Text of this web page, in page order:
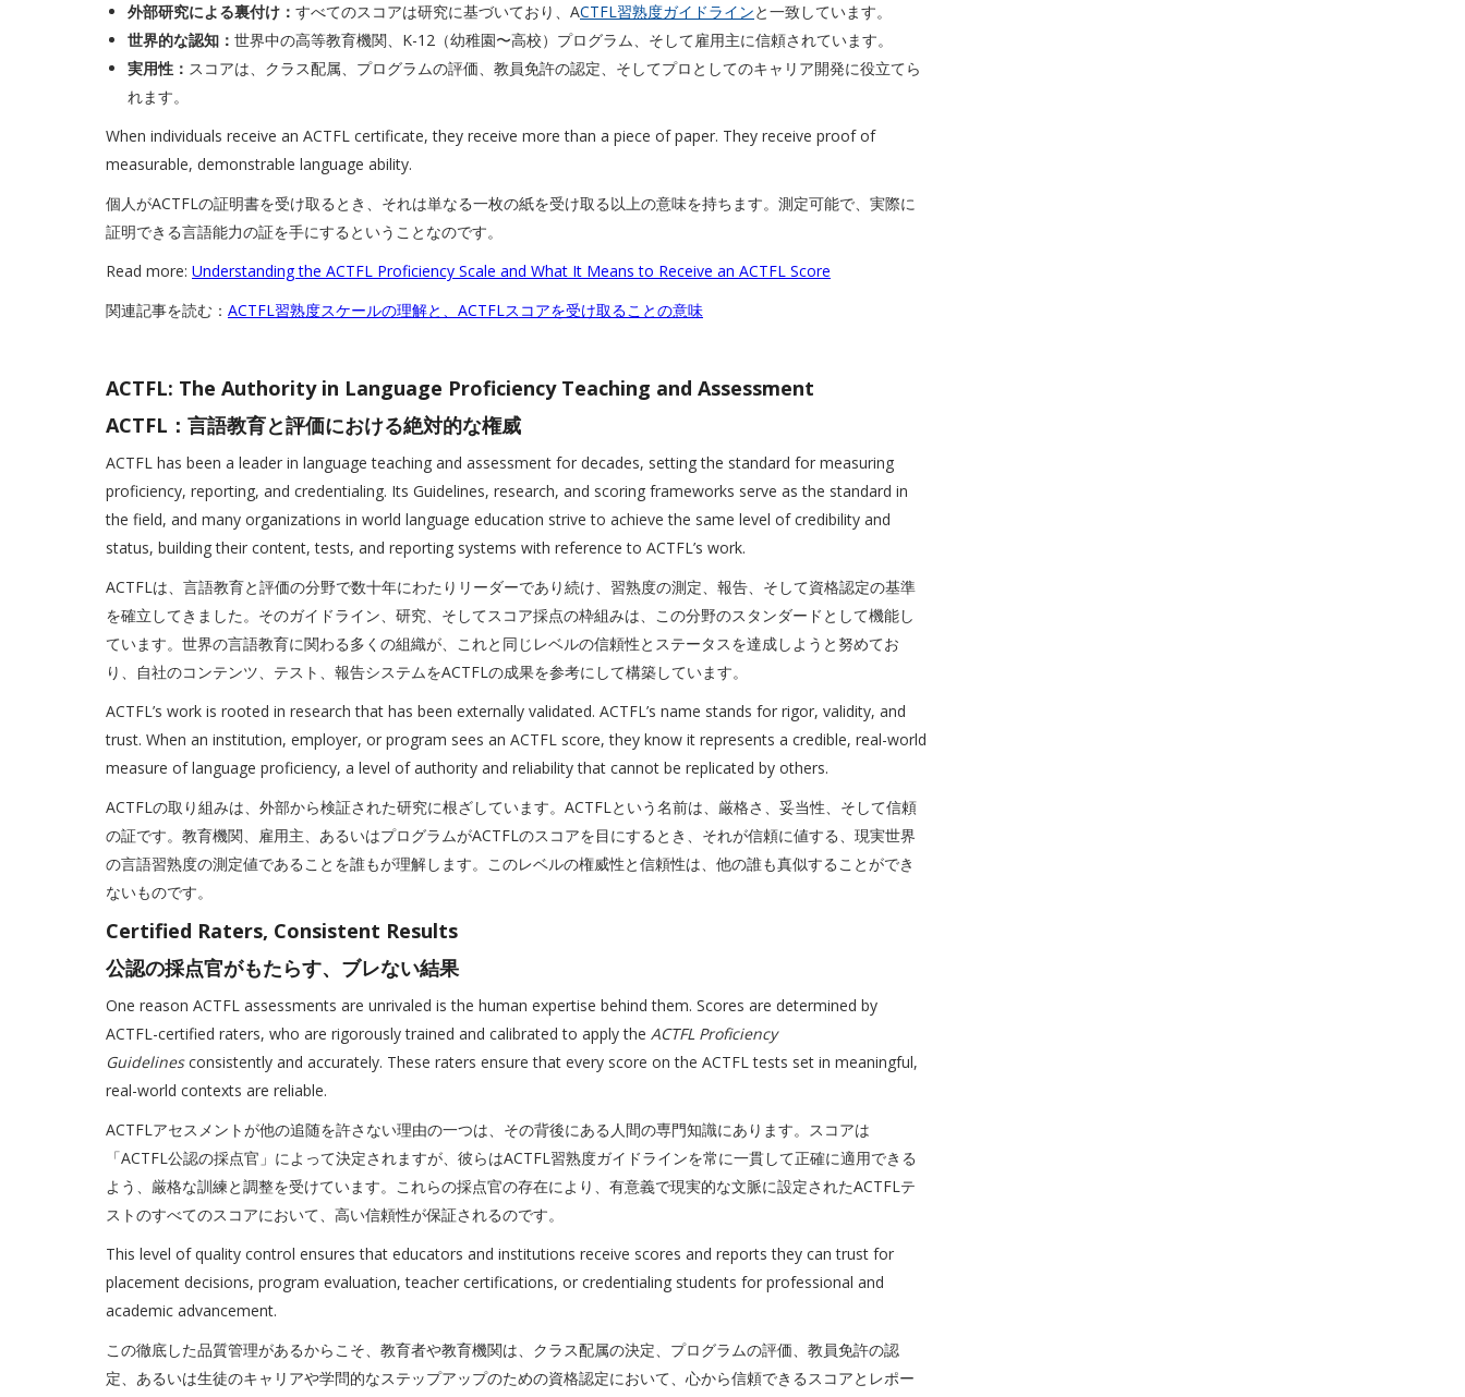
外部研究による裏付け： すべてのスコアは研究に基づいており、ACTFL習熟度ガイドラインと一致しています。
世界的な認知： 世界中の高等教育機関、K-12（幼稚園〜高校）プログラム、そして雇用主に信頼されています。
実用性： スコアは、クラス配属、プログラムの評価、教員免許の認定、そしてプロとしてのキャリア開発に役立てら
れます。
When individuals receive an ACTFL certificate, they receive more than a piece of paper. They receive proof of
measurable, demonstrable language ability.
個人がACTFLの証明書を受け取るとき、それは単なる一枚の紙を受け取る以上の意味を持ちます。測定可能で、実際に
証明できる言語能力の証を手にするということなのです。
Read more: Understanding the ACTFL Proficiency Scale and What It Means to Receive an ACTFL Score
関連記事を読む： ACTFL習熟度スケールの理解と、ACTFLスコアを受け取ることの意味
ACTFL: The Authority in Language Proficiency Teaching and Assessment
ACTFL：言語教育と評価における絶対的な権威
ACTFL has been a leader in language teaching and assessment for decades, setting the standard for measuring
proficiency, reporting, and credentialing. Its Guidelines, research, and scoring frameworks serve as the standard in
the field, and many organizations in world language education strive to achieve the same level of credibility and
status, building their content, tests, and reporting systems with reference to ACTFL’s work.
ACTFLは、言語教育と評価の分野で数十年にわたりリーダーであり続け、習熟度の測定、報告、そして資格認定の基準
を確立してきました。そのガイドライン、研究、そしてスコア採点の枠組みは、この分野のスタンダードとして機能し
ています。世界の言語教育に関わる多くの組織が、これと同じレベルの信頼性とステータスを達成しようと努めてお
り、自社のコンテンツ、テスト、報告システムをACTFLの成果を参考にして構築しています。
ACTFL’s work is rooted in research that has been externally validated. ACTFL’s name stands for rigor, validity, and
trust. When an institution, employer, or program sees an ACTFL score, they know it represents a credible, real-world
measure of language proficiency, a level of authority and reliability that cannot be replicated by others.
ACTFLの取り組みは、外部から検証された研究に根ざしています。ACTFLという名前は、厳格さ、妥当性、そして信頼
の証です。教育機関、雇用主、あるいはプログラムがACTFLのスコアを目にするとき、それが信頼に値する、現実世界
の言語習熟度の測定値であることを誰もが理解します。このレベルの権威性と信頼性は、他の誰も真似することができ
ないものです。
Certified Raters, Consistent Results
公認の採点官がもたらす、ブレない結果
One reason ACTFL assessments are unrivaled is the human expertise behind them. Scores are determined by
ACTFL-certified raters, who are rigorously trained and calibrated to apply the ACTFL Proficiency
Guidelinesconsistently and accurately. These raters ensure that every score on the ACTFL tests set in meaningful,
real-world contexts are reliable.
ACTFLアセスメントが他の追随を許さない理由の一つは、その背後にある人間の専門知識にあります。スコアは
「ACTFL公認の採点官」によって決定されますが、彼らはACTFL習熟度ガイドラインを常に一貫して正確に適用できる
よう、厳格な訓練と調整を受けています。これらの採点官の存在により、有意義で現実的な文脈に設定されたACTFLテ
ストのすべてのスコアにおいて、高い信頼性が保証されるのです。
This level of quality control ensures that educators and institutions receive scores and reports they can trust for
placement decisions, program evaluation, teacher certifications, or credentialing students for professional and
academic advancement.
この徹底した品質管理があるからこそ、教育者や教育機関は、クラス配属の決定、プログラムの評価、教員免許の認
定、あるいは生徒のキャリアや学問的なステップアップのための資格認定において、心から信頼できるスコアとレポー